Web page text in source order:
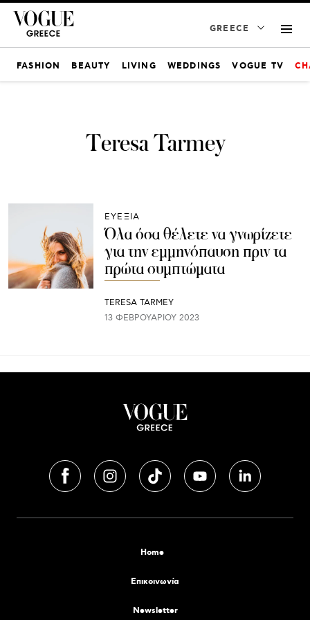
GREECE
FASHION BEAUTY LIVING WEDDINGS VOGUE TV
Teresa Tarmey
ΕΥΕΞΙΑ
Όλα όσα θέλετε να γνωρίζετε
για την εμμηνόπαυση πριν τα
πρώτα συμπτώματα
TERESA TARMEY
13 ΦΕΒΡΟΥΑΡΊΟΥ 2023
Home
Επικοινωνία
Newsletter